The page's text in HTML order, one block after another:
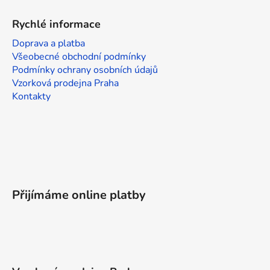
Rychlé informace
Doprava a platba
Všeobecné obchodní podmínky
Podmínky ochrany osobních údajů
Vzorková prodejna Praha
Kontakty
Přijímáme online platby